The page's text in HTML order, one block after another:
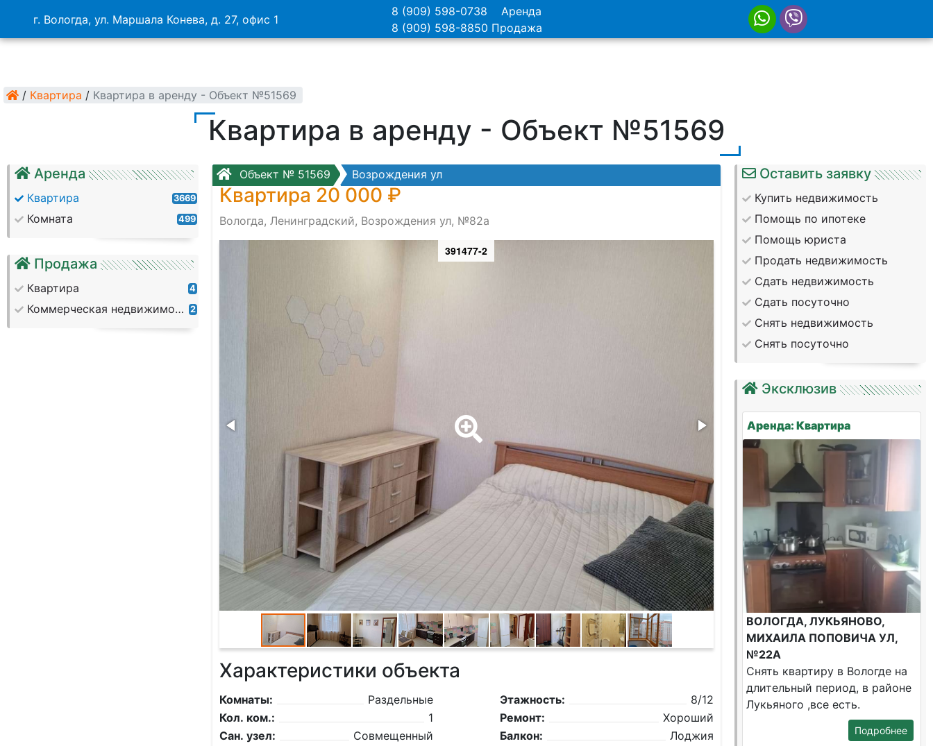
г. Вологда, ул. Маршала Конева, д. 27, офис 1
8 (909) 598-0738 Аренда
8 (909) 598-8850 Продажа
/ Квартира / Квартира в аренду - Объект №51569
Квартира в аренду - Объект №51569
Аренда
Квартира 3669
Комната 499
Продажа
Квартира 4
Коммерческая недвижимость 2
Объект № 51569 Возрождения ул
Квартира 20 000 ₽
Вологда, Ленинградский, Возрождения ул, №82а
391477-2
Характеристики объекта
Комнаты:
Раздельные
Кол. ком.:
1
Сан. узел:
Совмещенный
Этажность:
8/12
Ремонт:
Хороший
Балкон:
Лоджия
Оставить заявку
Купить недвижимость
Помощь по ипотеке
Помощь юриста
Продать недвижимость
Сдать недвижимость
Сдать посуточно
Снять недвижимость
Снять посуточно
Эксклюзив
Аренда: Квартира
ВОЛОГДА, ЛУКЬЯНОВО,
МИХАИЛА ПОПОВИЧА УЛ,
№22А
Снять квартиру в Вологде на
длительный период, в районе
Лукьяного ,все есть.
Подробнее